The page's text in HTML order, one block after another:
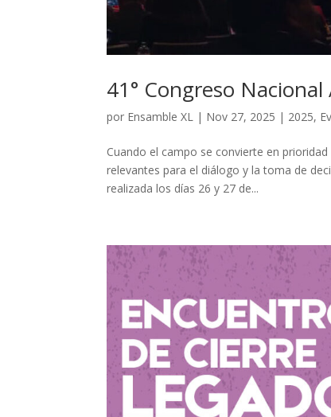
41° Congreso
por Ensamble XL | Nov 27, 2025 | 2025,
Cuando el campo se convierte en
relevantes para el diálogo y la toma de
realizada los días 26 y 27 de...